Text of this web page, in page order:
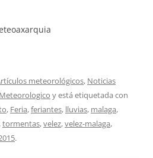
meteorológicos, Noticias
y está etiquetada con
, Feria,feriantes, lluvias, malaga,
,tormentas,velez,velez-malaga,
.